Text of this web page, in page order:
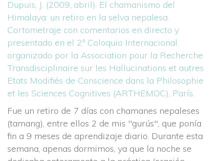
Dupuis, J. (2009, abril). El chamanismo del
Himalaya: un retiro en la selva nepalesa.
Cortometraje con comentarios en directo y
presentado en el 2º Coloquio Internacional
organizado por la Association pour la Recherche
Transdisciplinaire sur les Hallucinations et autres
Etats Modifiés de Conscience dans la Philosophie
et les Sciences Cognitives (ARTHEMOC), París.
Fue un retiro de 7 días con chamanes nepaleses
(tamang), entre ellos 2 de mis "gurús", que ponía
fin a 9 meses de aprendizaje diario. Durante esta
emana, apenas dormimos, ya que la noche se